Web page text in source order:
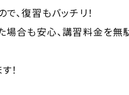
、復習もバッチリ！
合も安心、講習料金を無
！